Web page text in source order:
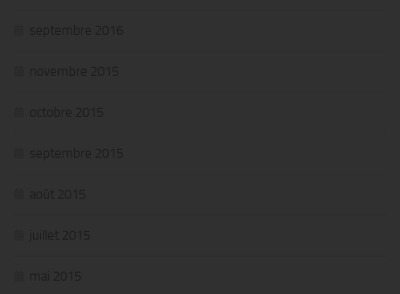
septembre 2016
novembre 2015
octobre 2015
septembre 2015
août 2015
juillet 2015
mai 2015